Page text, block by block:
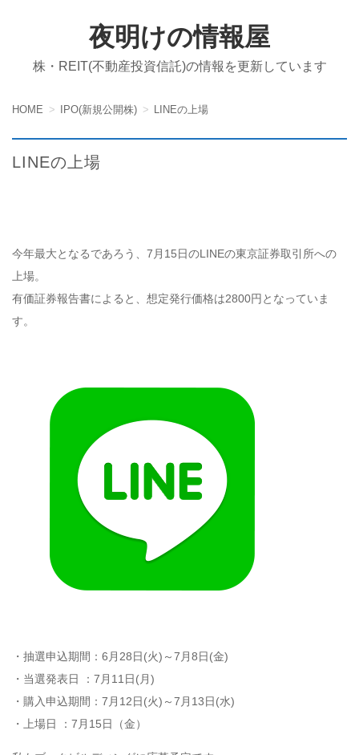
夜明けの情報屋
株・REIT(不動産投資信託)の情報を更新しています
HOME IPO(新規公開株) LINEの上場
LINEの上場
今年最大となるであろう、7月15日のLINEの東京証券取引所への
上場。
有価証券報告書によると、想定発行価格は2800円となっていま
す。
・抽選申込期間：6月28日(火)～7月8日(金)
・当選発表日 ：7月11日(月)
・購入申込期間：7月12日(火)～7月13日(水)
・上場日 ：7月15日（金）